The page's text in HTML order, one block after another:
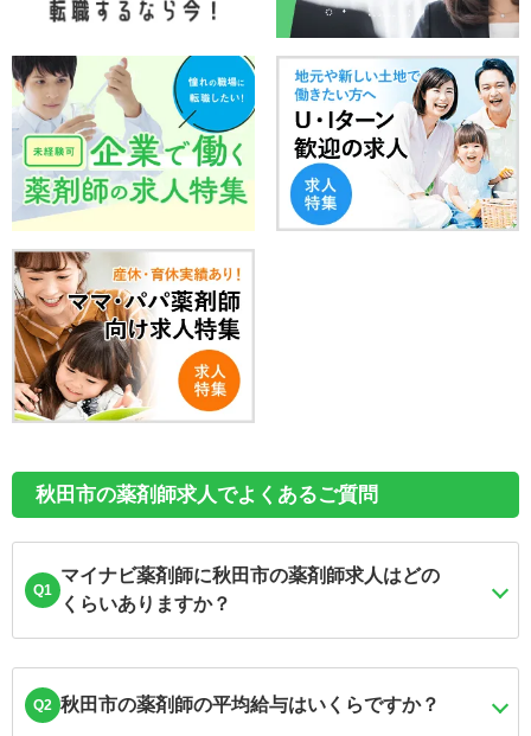
秋田市の薬剤師求人でよくあるご質問
Q1
マイナビ薬剤師に秋田市の薬剤師求人はどの
くらいありますか？
Q2 秋田市の薬剤師の平均給与はいくらですか？